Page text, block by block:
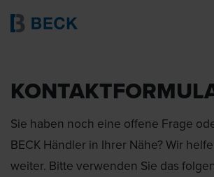
Sie haben noch eine offene Frage
BECK Händler in Ihrer Nähe? Wir
weiter. Bitte verwenden Sie das